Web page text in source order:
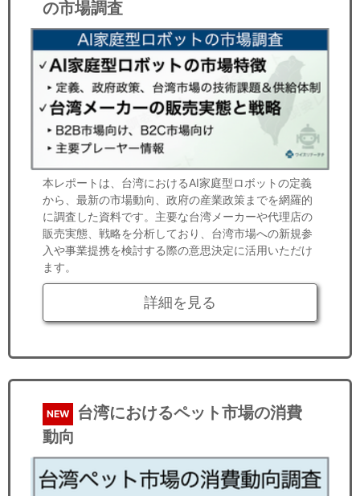
の市場調査
本レポートは、台湾におけるAI家庭型ロボットの定義
から、最新の市場動向、政府の産業政策までを網羅的
に調査した資料です。主要な台湾メーカーや代理店の
販売実態、戦略を分析しており、台湾市場への新規参
入や事業提携を検討する際の意思決定に活用いただけ
ます。
詳細を見る
NEW
台湾におけるペット市場の消費
動向